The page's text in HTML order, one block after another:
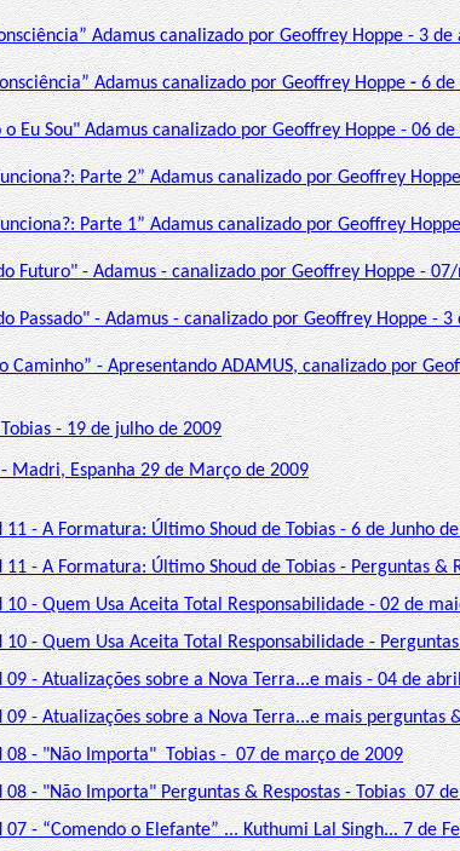
Adamus canalizado por Geoffrey Hoppe - 3
Adamuscanalizado por Geoffrey Hoppe-6 de
Eu Sou" Adamus canalizado por Geoffrey Hoppe - 06
Parte 2” Adamus canalizado por Geoffrey
Parte 1” Adamus canalizado por Geoffrey
Futuro" - Adamus - canalizado por Geoffrey Hoppe -
Passado" - Adamus - canalizado por Geoffrey Hoppe -
Caminho” - Apresentando ADAMUS, canalizado por
- 19 de julho de 2009
Madri, Espanha 29 de Março de 2009
11 - A Formatura: Último Shoud de Tobias - 6 de Junho
11 - A Formatura: Último Shoud de Tobias - Perguntas &
10 - Quem Usa Aceita Total Responsabilidade - 02 de
- Quem Usa Aceita Total Responsabilidade -
09 - Atualizações sobre a Nova Terra...e mais - 04 de
09 - Atualizações sobre a Nova Terra...e mais perguntas
08 - "Não Importa" Tobias - 07 de março de 2009
08 - "Não Importa" Perguntas & Respostas - Tobias 07
07 - “Comendo o Elefante” ... Kuthumi Lal Singh... 7 de